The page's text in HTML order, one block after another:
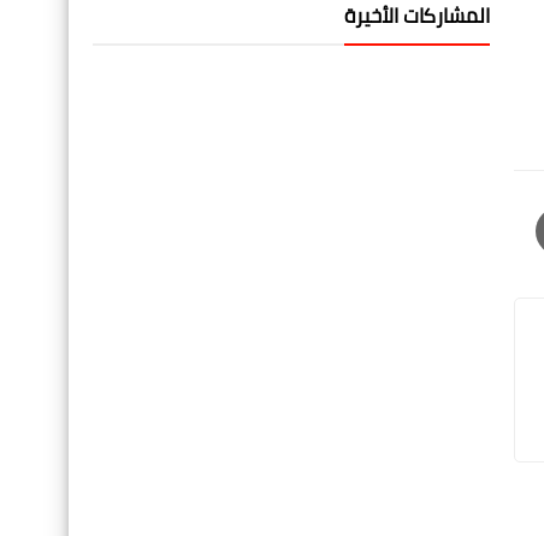
المشاركات الأخيرة